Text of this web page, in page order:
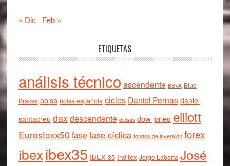
« Dic Feb »
ETIQUETAS
análisis técnico ascendente BBVA Blue
Braces bolsa bolsa española ciclos Daniel Pernas daniel
santacreu daxdescendente divisas dow jones elliott
Eurostoxx50 fasefase cíclica fondos de inversión forex
ibexibex35 IBEX 35 Inditex Jorge Labarta José